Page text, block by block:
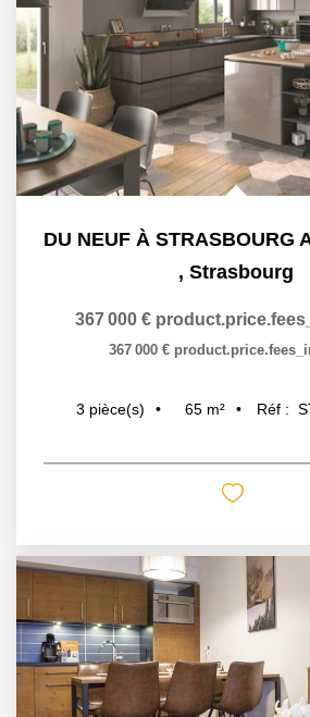
, Strasbourg
367 000 €
367 000 €
3 pièce(s) 65 m² Réf :